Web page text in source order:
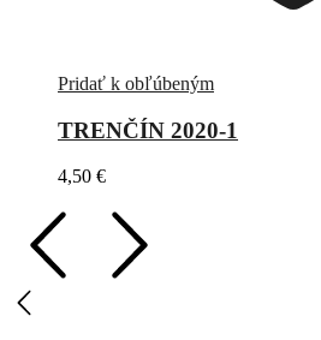
Pridať k obľúbeným
TRENČÍN 2020-1
4,50 €